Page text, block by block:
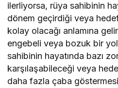
ilerliyorsa, rüya sahibinin
dönem geçirdiği veya
kolay olacağı anlamına
engebeli veya bozuk bir
sahibinin hayatında bazı
karşılaşabileceği veya
daha fazla çaba